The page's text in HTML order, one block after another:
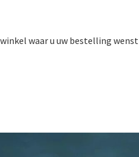
waar u uw bestelling